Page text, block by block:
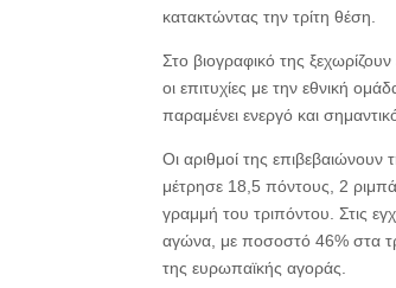
κατακτώντας την τρίτη θέση.
Στο βιογραφικό της
οι επιτυχίες με την εθνική
παραμένει ενεργό και
Οι αριθμοί της επιβεβαιώνουν
μέτρησε 18,5 πόντους, 2
γραμμή του τριπόντου. Στις
αγώνα, με ποσοστό 46% στα
της ευρωπαϊκής αγοράς.